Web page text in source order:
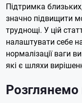
Підтримка
значно підвищити
труднощі. У цій
налаштувати себе
нормалізації ваги
які є шляхи
Розглянемо